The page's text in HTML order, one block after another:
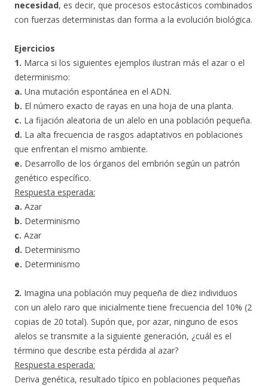
necesidad, es decir, que procesos estocásticos combinados
con fuerzas deterministas dan forma a la evolución biológica.
Ejercicios
1. Marca si los siguientes ejemplos ilustran más el azar o el
determinismo:
a. Una mutación espontánea en el ADN.
b. El número exacto de rayas en una hoja de una planta.
c. La fijación aleatoria de un alelo en una población pequeña.
d. La alta frecuencia de rasgos adaptativos en poblaciones
que enfrentan el mismo ambiente.
e. Desarrollo de los órganos del embrión según un patrón
genético específico.
Respuesta esperada:
a. Azar
b. Determinismo
c. Azar
d. Determinismo
e. Determinismo
2. Imagina una población muy pequeña de diez individuos
con un alelo raro que inicialmente tiene frecuencia del 10% (2
copias de 20 total). Supón que, por azar, ninguno de esos
alelos se transmite a la siguiente generación, ¿cuál es el
término que describe esta pérdida al azar?
Respuesta esperada:
Deriva genética, resultado típico en poblaciones pequeñas